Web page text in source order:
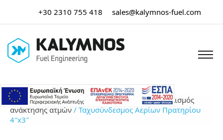
+30 2310 755 418 sales@kalymnos-fuel.com
Αρχική σελίδα/Εξοπλισμός πρατηρίου/Εξοπλισμός
ανάκτησης ατμών / Ταχυσύνδεσμος Αερίων Πρατηρίου
4″x3″